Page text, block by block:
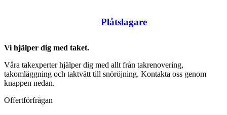
Plåtslagare
Vi hjälper dig med taket.
Våra takexperter hjälper dig med allt från takrenovering,
takomläggning och taktvätt till snöröjning. Kontakta oss genom
knappen nedan.
Offertförfrågan